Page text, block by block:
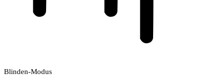
Blinden-Modus